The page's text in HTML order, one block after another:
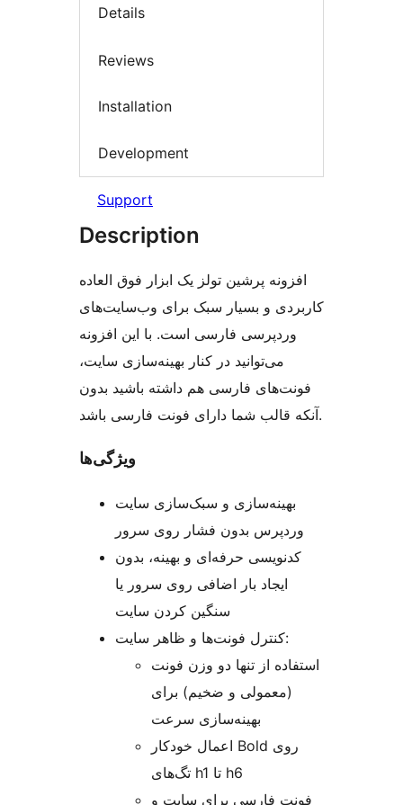
Details
Reviews
Installation
Development
Support
Description
افزونه پرشین تولز یک ابزار فوق العاده
کاربردی و بسیار سبک برای وب‌سایت‌های
وردپرسی فارسی است. با این افزونه
می‌توانید در کنار بهینه‌سازی سایت،
فونت‌های فارسی هم داشته باشید بدون
آنکه قالب شما دارای فونت فارسی باشد.
ویژگی‌ها
بهینه‌سازی و سبک‌سازی سایت
وردپرس بدون فشار روی سرور
کدنویسی حرفه‌ای و بهینه، بدون
ایجاد بار اضافی روی سرور یا
سنگین کردن سایت
کنترل فونت‌ها و ظاهر سایت:
استفاده از تنها دو وزن فونت
(معمولی و ضخیم) برای
بهینه‌سازی سرعت
اعمال خودکار Bold روی
تگ‌های h1 تا h6
فونت فارسی برای سایت و